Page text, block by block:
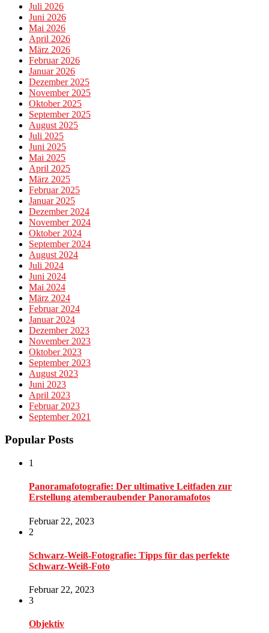
Juli 2026
Juni 2026
Mai 2026
April 2026
März 2026
Februar 2026
Januar 2026
Dezember 2025
November 2025
Oktober 2025
September 2025
August 2025
Juli 2025
Juni 2025
Mai 2025
April 2025
März 2025
Februar 2025
Januar 2025
Dezember 2024
November 2024
Oktober 2024
September 2024
August 2024
Juli 2024
Juni 2024
Mai 2024
März 2024
Februar 2024
Januar 2024
Dezember 2023
November 2023
Oktober 2023
September 2023
August 2023
Juni 2023
April 2023
Februar 2023
September 2021
Popular Posts
1
Panoramafotografie: Der ultimative Leitfaden zur
Erstellung atemberaubender Panoramafotos
Februar 22, 2023
2
Schwarz-Weiß-Fotografie: Tipps für das perfekte
Schwarz-Weiß-Foto
Februar 22, 2023
3
Objektiv